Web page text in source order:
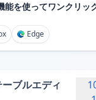
能を使ってワンクリッ
Edge
ブルエディ